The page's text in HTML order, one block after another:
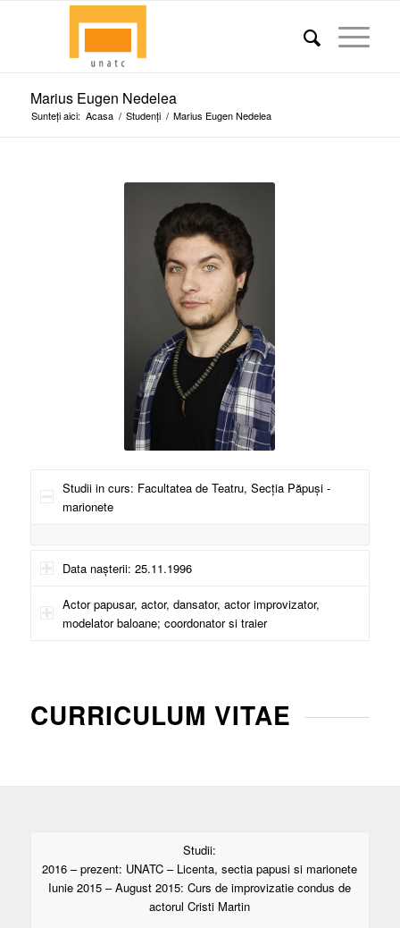
Marius Eugen Nedelea
Sunteți aici: Acasa / Studenți / Marius Eugen Nedelea
Studii in curs: Facultatea de Teatru, Secția Păpuși -
marionete
Data nașterii: 25.11.1996
Actor papusar, actor, dansator, actor improvizator,
modelator baloane; coordonator si traier
CURRICULUM VITAE
Studii:
2016 – prezent: UNATC – Licenta, sectia papusi si marionete
Iunie 2015 – August 2015: Curs de improvizatie condus de
actorul Cristi Martin